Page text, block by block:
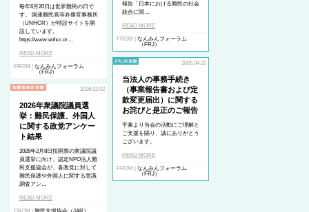
報告「日本における難民の社会
統合に関…
READ MORE
FROM | なんみんフォーラム
（FRJ）
毎年6月20日は世界難民の日で
す。 国連難民高等弁務官事務所
（UNHCR）が特設サイトを開
設しています。
https://www.unhcr.or…
READ MORE
FROM | なんみんフォーラム
（FRJ）
2026.04.20
当法人の事務手続き
（事業報告書および定
款変更届出）に関する
お詫びと是正のご報告
平素より当会の活動にご理解と
ご支援を賜り、誠にありがとう
ございます。
READ MORE
FROM | なんみんフォーラム
（FRJ）
2026.02.02
2026年衆議院議員選
挙：難民保護、外国人
に関する政党アンケー
ト結果
2026年2月8日投開票の衆議院議
員選挙に向け、認定NPO法人難
民支援協会が、各政党に対して
難民保護や外国人に関する意識
調査アン…
READ MORE